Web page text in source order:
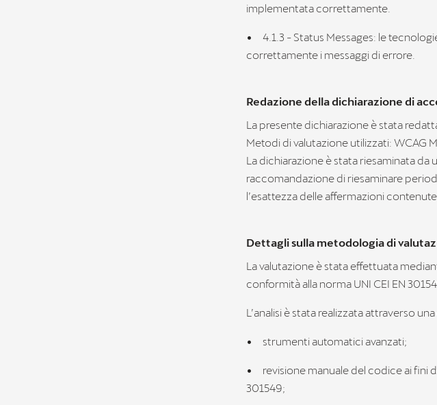
implementata correttamente.
• 4.1.3 - Status Messages: le
correttamente i messaggi di errore.
Redazione della dichiarazione di
La presente dichiarazione è stata
Metodi di valutazione utilizzati: WCAG
La dichiarazione è stata riesaminata
raccomandazione di riesaminare
l’esattezza delle affermazioni
Dettagli sulla metodologia di
La valutazione è stata effettuata
conformità alla norma UNI CEI EN
L’analisi è stata realizzata attraverso
• strumenti automatici avanzati;
• revisione manuale del codice ai fini
301549;